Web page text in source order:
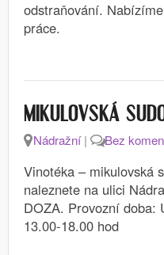
odstraňování.
práce.
MIKULOVSKÁ
Nádražní| Bez
Vinotéka – mikulovská
naleznete na ulici
DOZA. Provozní doba:
13.00-18.00 hod